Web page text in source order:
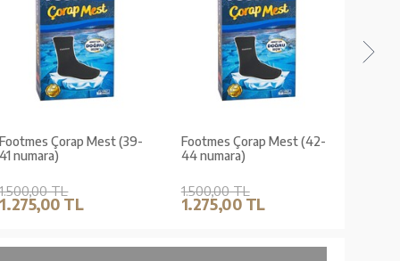
Footmes Çorap Mest (39-
41 numara)
1.500,00 TL
1.275,00 TL
Footmes Çorap Mest (42-
44 numara)
1.500,00 TL
1.275,00 TL